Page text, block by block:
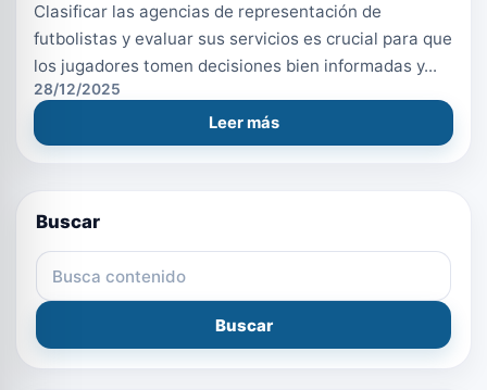
Clasificar las agencias de representación de
futbolistas y evaluar sus servicios es crucial para que
los jugadores tomen decisiones bien informadas y...
28/12/2025
Leer más
Buscar
Buscar en el blog
Buscar